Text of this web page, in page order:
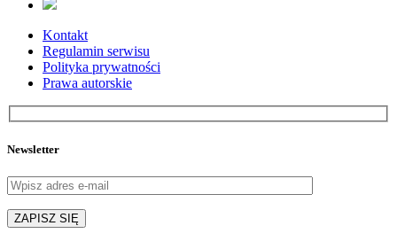
Kontakt
Regulamin serwisu
Polityka prywatności
Prawa autorskie
Newsletter